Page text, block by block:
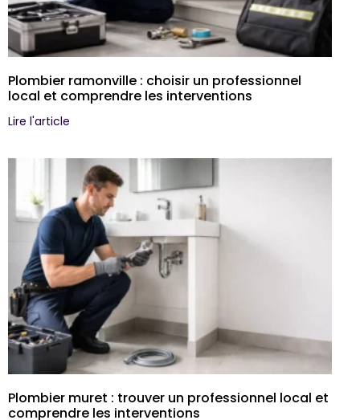
Plombier ramonville : choisir un professionnel
local et comprendre les interventions
Lire l'article
Plombier muret : trouver un professionnel local et
comprendre les interventions